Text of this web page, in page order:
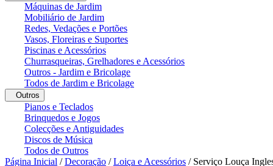
Máquinas de Jardim
Mobiliário de Jardim
Redes, Vedações e Portões
Vasos, Floreiras e Suportes
Piscinas e Acessórios
Churrasqueiras, Grelhadores e Acessórios
Outros - Jardim e Bricolage
Todos de Jardim e Bricolage
Outros
Pianos e Teclados
Brinquedos e Jogos
Colecções e Antiguidades
Discos de Música
Todos de Outros
Página Inicial /Decoração /Loiça e Acessórios / Serviço Louça